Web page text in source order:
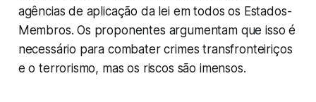
agências de aplicação da lei em todos os Estados-
Membros. Os proponentes argumentam que isso é
necessário para combater crimes transfronteiriços
e o terrorismo, mas os riscos são imensos.